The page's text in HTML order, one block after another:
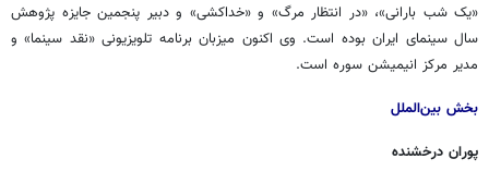
«یک شب بارانی»، «در انتظار مرگ» و «خداکشی» و دبیر پنجمین جایزه پژوهش
سال سینمای ایران بوده است. وی اکنون میزبان برنامه تلویزیونی «نقد سینما» و
مدیر مرکز انیمیشن سوره است.
بخش بین‌الملل
پوران درخشنده